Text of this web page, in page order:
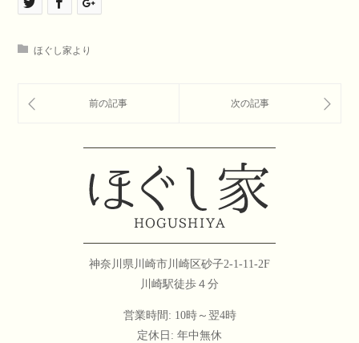
ほぐし家より
神奈川県川崎市川崎区砂子2-1-11-2F
川崎駅徒歩４分
営業時間: 10時～翌4時
定休日: 年中無休